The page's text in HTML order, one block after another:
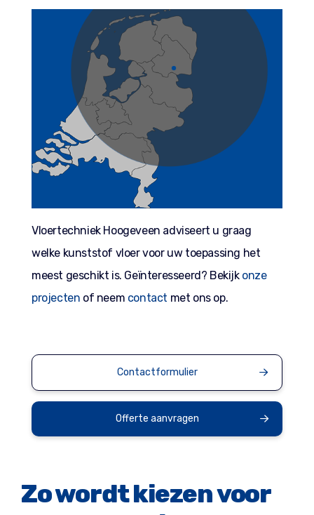
Vloertechniek Hoogeveen adviseert u graag
welke kunststof vloer voor uw toepassing het
meest geschikt is. Geïnteresseerd? Bekijk onze
projecten of neem contact met ons op.
Contactformulier
Offerte aanvragen
Zo wordt kiezen voor